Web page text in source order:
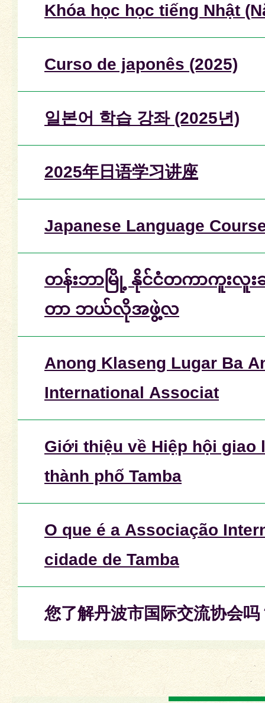
Khóa học học tiếng Nhật
Curso de japonês (2025)
일본어 학습 강좌 (2025년)
2025年日语学习讲座
Japanese Language
တန်းဘာမြို့ နိုင်ငံတကာကူးလူ
တာ ဘယ်လိုအဖွဲ့လ
Anong Klaseng Lugar Ba
International Associat
Giới thiệu về Hiệp hội giao
thành phố Tamba
O que é a Associação
cidade de Tamba
您了解丹波市国际交流协会吗